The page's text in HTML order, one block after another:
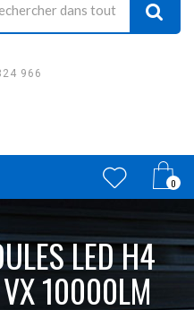
966
0
LED H4
10000LM